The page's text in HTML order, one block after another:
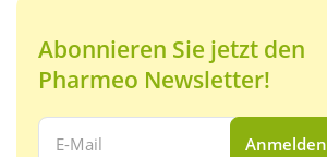
Abonnieren Sie jetzt den
Pharmeo Newsletter!
Ihre E-Mail Adresse:
Anmelden